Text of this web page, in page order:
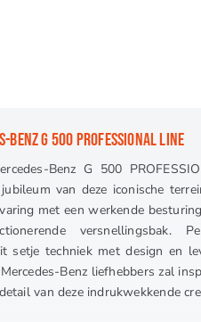
BENZ G 500 PROFESSIONAL LINE
Benz G 500
van deze iconische
met een werkende
versnellingsbak.
setje techniek met design en
Benz liefhebbers zal
van deze indrukwekkende